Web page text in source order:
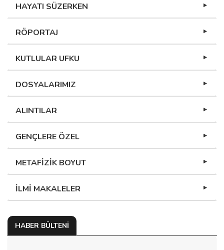
HAYATI SÜZERKEN
RÖPORTAJ
KUTLULAR UFKU
DOSYALARIMIZ
ALINTILAR
GENÇLERE ÖZEL
METAFİZİK BOYUT
İLMİ MAKALELER
HABER BÜLTENİ